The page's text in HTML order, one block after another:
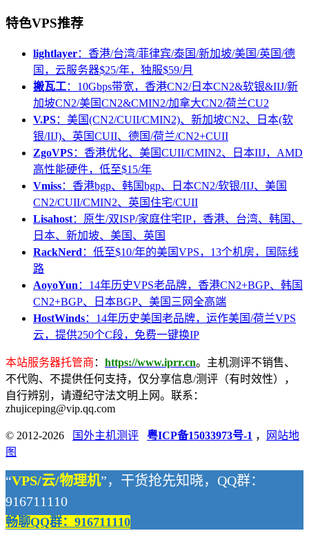
特色VPS推荐
lightlayer：香港/台湾/菲律宾/泰国/新加坡/美国/英国/德
国，云服务器$25/年，独服$59/月
搬瓦工：10Gbps带宽，香港CN2/日本CN2&软银&IIJ/新
加坡CN2/美国CN2&CMIN2/加拿大CN2/荷兰CU2
V.PS：美国(CN2/CUII/CMIN2)、新加坡CN2、日本(软
银/IIJ)、英国CUII、德国/荷兰/CN2+CUII
ZgoVPS：香港优化、美国CUII/CMIN2、日本IIJ，AMD
高性能硬件，低至$15/年
Vmiss：香港bgp、韩国bgp、日本CN2/软银/IIJ、美国
CN2/CUII/CMIN2、英国住宅/CUII
Lisahost：原生/双ISP/家庭住宅IP，香港、台湾、韩国、
日本、新加坡、美国、英国
RackNerd ：低至$10/年的美国VPS，13个机房，国际线
路
AoyoYun ：14年历史VPS老品牌，香港CN2+BGP、韩国
CN2+BGP、日本BGP、美国三网全高端
HostWinds：14年历史美国老品牌，运作美国/荷兰VPS
云，提供250个C段，免费一键换IP
本站服务器托管商 ： https://www.iprr.cn。主机测评不销售、
不代购、不提供任何支持，仅分享信息/测评（有时效性），
自行辨别，请遵纪守法文明上网。联系：
zhujiceping@vip.qq.com
© 2012-2026 国外主机测评 粤ICP备15033973号-1 ，
网站地
图
“VPS/云/物理机”，干货抢先知晓，QQ群：
916711110
畅聊QQ群：916711110